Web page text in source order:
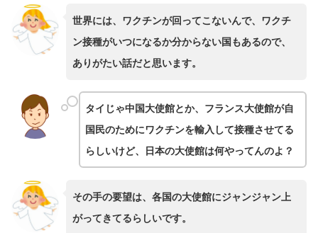
世界には、ワクチンが回ってこないんで、ワクチ
ン接種がいつになるか分からない国もあるので、
ありがたい話だと思います。
タイじゃ中国大使館とか、フランス大使館が自
国民のためにワクチンを輸入して接種させてる
らしいけど、日本の大使館は何やってんのよ？
その手の要望は、各国の大使館にジャンジャン上
がってきてるらしいです。